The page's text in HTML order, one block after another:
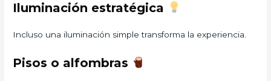
Iluminación estratégica
Incluso una iluminación simple transforma la experiencia.
Pisos o alfombras